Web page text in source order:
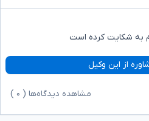
به شکایت کرده است
از این وکیل
مشاهده دیدگاه‌ها ( ۰